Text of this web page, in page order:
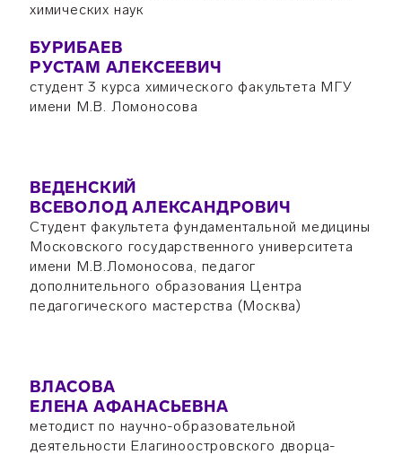
химических наук
БУРИБАЕВ
РУСТАМ АЛЕКСЕЕВИЧ
студент 3 курса химического факультета МГУ
имени М.В. Ломоносова
ВЕДЕНСКИЙ
ВСЕВОЛОД АЛЕКСАНДРОВИЧ
Студент факультета фундаментальной медицины
Московского государственного университета
имени М.В.Ломоносова, педагог
дополнительного образования Центра
педагогического мастерства (Москва)
ВЛАСОВА
ЕЛЕНА АФАНАСЬЕВНА
методист по научно-образовательной
деятельности Елагиноостровского дворца-